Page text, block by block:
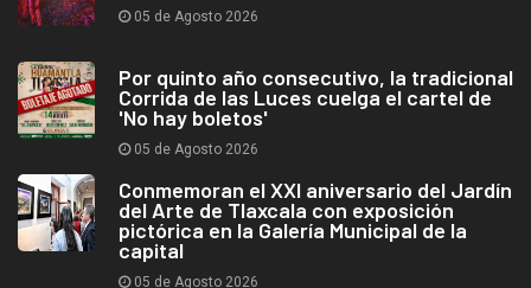
05 de Agosto 2026
Por quinto año consecutivo, la tradicional
Corrida de las Luces cuelga el cartel de
'No hay boletos'
05 de Agosto 2026
Conmemoran el XXI aniversario del Jardín
del Arte de Tlaxcala con exposición
pictórica en la Galería Municipal de la
capital
05 de Agosto 2026